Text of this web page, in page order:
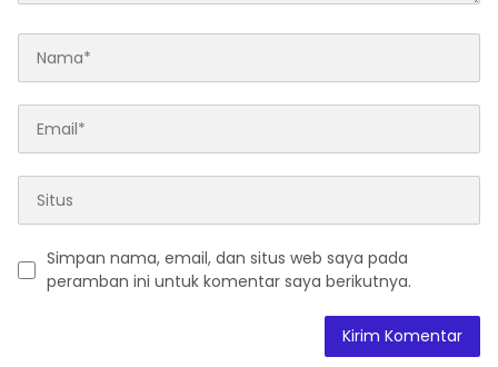
Simpan nama, email, dan situs web saya pada
peramban ini untuk komentar saya berikutnya.